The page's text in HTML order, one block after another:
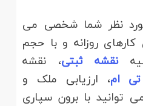
نظر شما شخصی می
روزانه و با حجم
نقشه ثبتی، نقشه
ام، ارزیابی ملک و
توانید با برون سپاری